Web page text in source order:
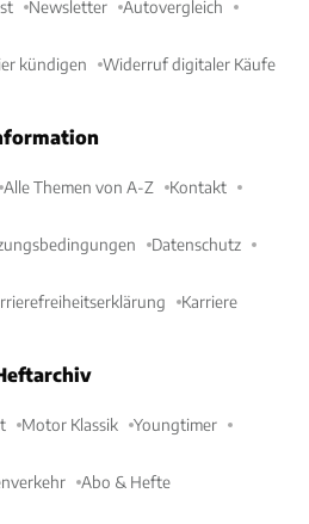
Newsletter Autovergleich
kündigen Widerruf digitaler Käufe
Alle Themen von A-Z Kontakt
Datenschutz
Karriere
Motor Klassik Youngtimer
Abo & Hefte